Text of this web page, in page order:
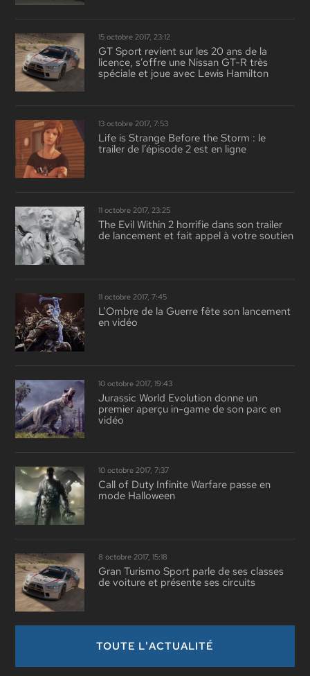
15 octobre 2017, 23:12
GT Sport revient sur les 20 ans de la
licence, s’offre une Nissan GT-R très
spéciale et joue avec Lewis Hamilton
13 octobre 2017, 7:53
Life is Strange Before the Storm : le
trailer de l’épisode 2 est en ligne
11 octobre 2017, 23:25
The Evil Within 2 horrifie dans son trailer
de lancement et fait appel à votre soutien
11 octobre 2017, 7:45
L’Ombre de la Guerre fête son lancement
en vidéo
10 octobre 2017, 19:43
Jurassic World Evolution donne un
premier aperçu in-game de son parc en
vidéo
10 octobre 2017, 7:37
Call of Duty Infinite Warfare passe en
mode Halloween
8 octobre 2017, 15:18
Gran Turismo Sport parle de ses classes
de voiture et présente ses circuits
TOUTE L'ACTUALITÉ